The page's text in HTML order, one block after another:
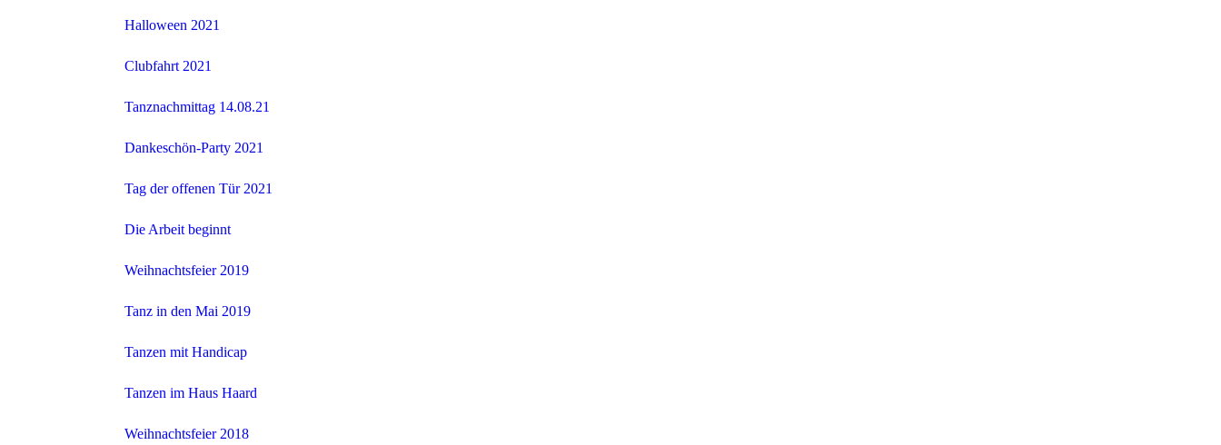
Halloween 2021
Clubfahrt 2021
Tanznachmittag 14.08.21
Dankeschön-Party 2021
Tag der offenen Tür 2021
Die Arbeit beginnt
Weihnachtsfeier 2019
Tanz in den Mai 2019
Tanzen mit Handicap
Tanzen im Haus Haard
Weihnachtsfeier 2018